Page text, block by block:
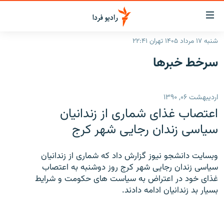
لینک‌های
قابلیت
دسترسی
بازگشت
اصلی
رفتن
صفحه
ایران
انتخاب کنید و بشنوید
فرکانس‌ها
پادکست
گزارش‌های تصویری
گزارش‌های ویدئویی
زنان فردا
English
شنبه ۱۷ مرداد ۱۴۰۵ تهران ۲۲:۴۱
سرخط‌ خبرها
اردیبهشت ۰۶, ۱۳۹۰
اعتصاب غذای شماری از زندانيان
سياسی زندان رجايی شهر کرج
وبسايت دانشجو نيوز گزارش داد که شماری از زندانيان
سياسی زندان رجايی شهر کرج روز دوشنبه به اعتصاب
غذای خود در اعتراض به سياست های حکومت و شرايط
بسيار بد زندانيان ادامه دادند.